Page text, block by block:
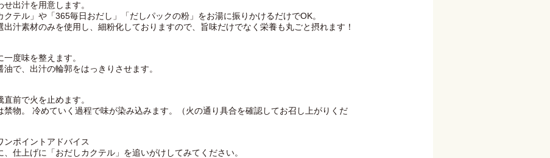
出汁を用意します。
テル」や「365毎日おだし」「だしパックの粉」をお湯に振りかけるだけでOK。
出汁素材のみを使用し、細粉化しておりますので、旨味だけでなく栄養も丸ごと摂れます！
度味を整えます。
で、出汁の輪郭をはっきりさせます。
前で火を止めます。
物。 冷めていく過程で味が染み込みます。（火の通り具合を確認してお召し上がりくだ
ポイントアドバイス
、仕上げに「おだしカクテル」を追いがけしてみてください。